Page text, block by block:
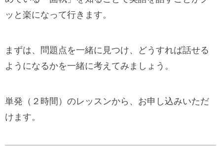
ッと楽になって行きます。
まずは、問題点を一緒に見つけ、どうすれば話せる
ようになるかを一緒に考えてみましょう。
単発（２時間）のレッスンから、お申し込みいただ
けます。